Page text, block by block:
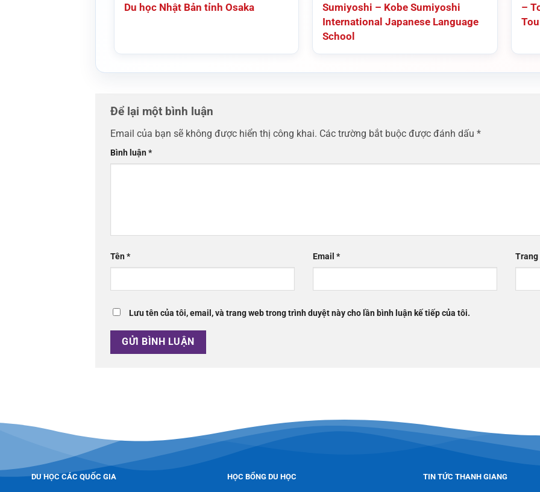
Du học Nhật Bản tỉnh Osaka
Sumiyoshi – Kobe Sumiyoshi
International Japanese Language
School
–
Để lại một bình luận
Email của bạn sẽ không được hiển thị công khai. Các trường bắt buộc được đánh dấu *
Bình luận*
Tên* Email * Trang
Lưu tên của tôi, email, và trang web trong trình duyệt này cho lần bình luận kế tiếp của tôi.
DU HỌC CÁC QUỐC GIA HỌC BỔNG DU HỌC TIN TỨC THANH GIANG